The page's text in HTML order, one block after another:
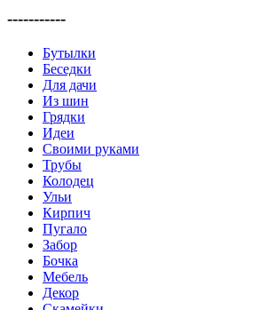
-----------
Бутылки
Беседки
Для дачи
Из шин
Грядки
Идеи
Своими руками
Трубы
Колодец
Ульи
Кирпич
Пугало
Забор
Бочка
Мебель
Декор